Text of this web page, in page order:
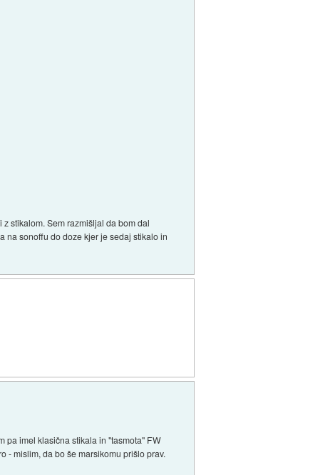
stikalom. Sem razmišljal da bom dal
na sonoffu do doze kjer je sedaj stikalo in
pa imel klasična stikala in "tasmota" FW
- mislim, da bo še marsikomu prišlo prav.